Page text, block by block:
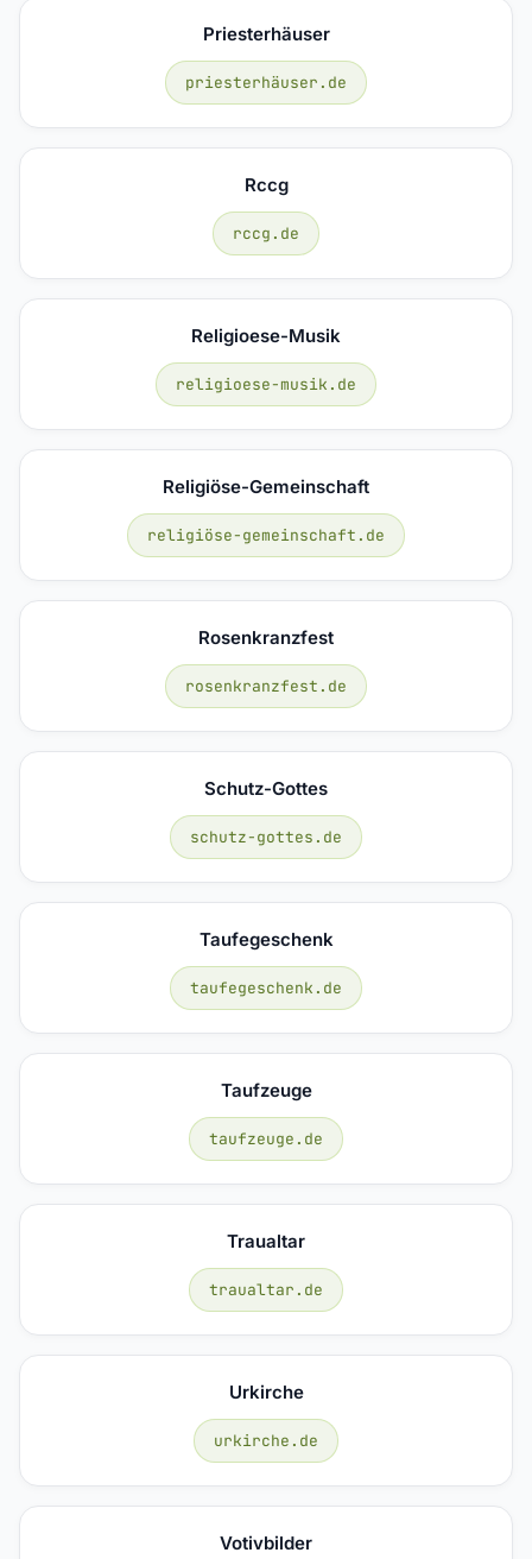
Priesterhäuser
priesterhäuser.de
Rccg
rccg.de
Religioese-Musik
religioese-musik.de
Religiöse-Gemeinschaft
religiöse-gemeinschaft.de
Rosenkranzfest
rosenkranzfest.de
Schutz-Gottes
schutz-gottes.de
Taufegeschenk
taufegeschenk.de
Taufzeuge
taufzeuge.de
Traualtar
traualtar.de
Urkirche
urkirche.de
Votivbilder